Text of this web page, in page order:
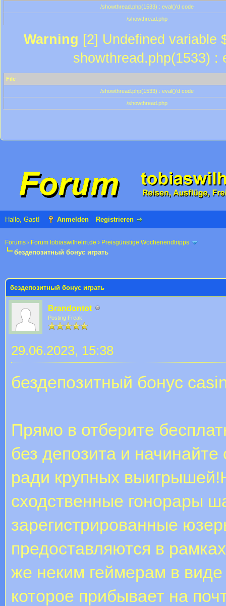
/showthread.php(1533) : eval()'d code
/showthread.php
Warning [2] Undefined variable
showthread.php(1533) :
File
/showthread.php(1533) : eval()'d code
/showthread.php
Hallo, Gast! Anmelden Registrieren
Forums › Forum tobiaswilhelm.de › Preisgünstige Wochenendtripps
бездепозитный бонус играть
бездепозитный бонус играть
Brandontot
Posting Freak
29.06.2023, 15:38
бездепозитный бонус
Прямо в отберите
без депозита и
ради крупных
сходственные гонорары
зарегистрированные
предоставляются в
же неким геймерам в
которое прибывает на